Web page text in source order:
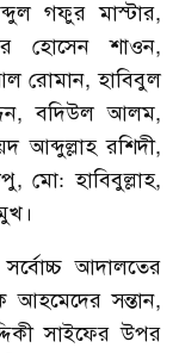
গফুর মাস্টার,
হোসেন শাওন,
রোমান, হাবিবুল
বদিউল আলম,
রশিদী,
মো: হাবিবুল্লাহ,
সর্বোচ্চ আদালতের
আহমেদের সন্তান,
সাইফের উপর